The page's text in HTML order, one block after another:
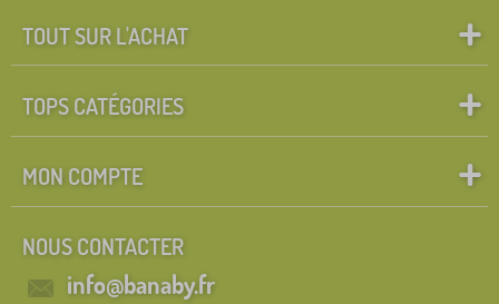
TOUT SUR L'ACHAT
TOPS CATÉGORIES
MON COMPTE
NOUS CONTACTER
info@banaby.fr